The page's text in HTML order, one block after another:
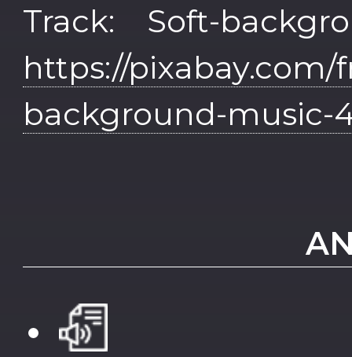
Track: Soft-
https://
background-music-